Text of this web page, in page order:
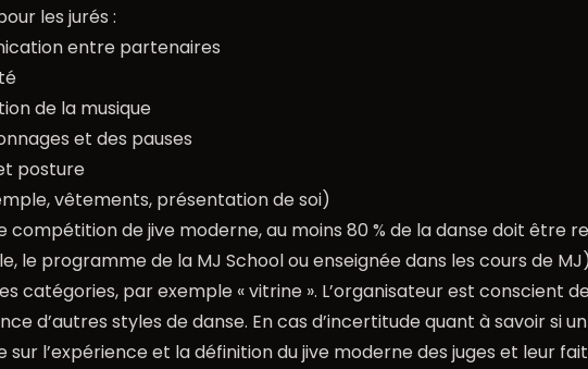
les jurés :
entre partenaires
de la musique
et des pauses
posture
vêtements, présentation de soi)
compétition de jive moderne, au moins 80 % de la danse doit être
le programme de la MJ School ou enseignée dans les cours de
catégories, par exemple « vitrine ». L’organisateur est conscient
d’autres styles de danse. En cas d’incertitude quant à savoir si
sur l’expérience et la définition du jive moderne des juges et leur